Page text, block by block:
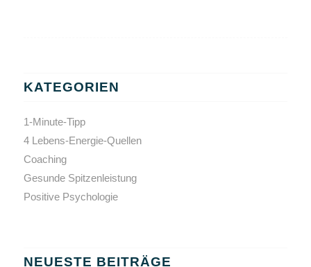
KATEGORIEN
1-Minute-Tipp
4 Lebens-Energie-Quellen
Coaching
Gesunde Spitzenleistung
Positive Psychologie
NEUESTE BEITRÄGE